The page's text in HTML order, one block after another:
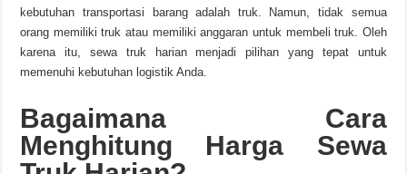
kebutuhan transportasi barang adalah truk. Namun, tidak semua
orang memiliki truk atau memiliki anggaran untuk membeli truk. Oleh
karena itu, sewa truk harian menjadi pilihan yang tepat untuk
memenuhi kebutuhan logistik Anda.
Bagaimana Cara
Menghitung Harga Sewa